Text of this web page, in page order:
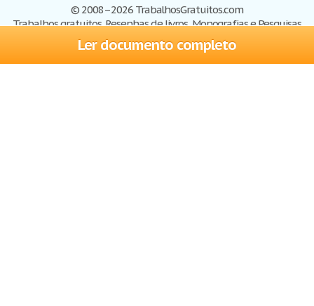
Ler documento completo
© 2008–2026 TrabalhosGratuitos.com
Trabalhos gratuitos, Resenhas de livros, Monografias e Pesquisas